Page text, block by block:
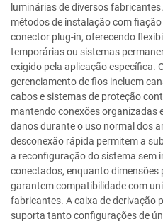
luminárias de diversos
métodos de instalação com
conector plug-in, oferecendo
temporárias ou sistemas
exigido pela aplicação específica.
gerenciamento de fios incluem
cabos e sistemas de proteção
mantendo conexões organizadas
danos durante o uso normal dos
desconexão rápida permitem a
a reconfiguração do sistema sem
conectados, enquanto
garantem compatibilidade com
fabricantes. A caixa de derivação
suporta tanto configurações de